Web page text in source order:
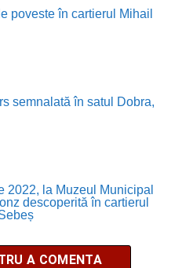
poveste în cartierul Mihail
semnalată în satul Dobra,
2022, la Muzeul Municipal
descoperită în cartierul
A COMENTA